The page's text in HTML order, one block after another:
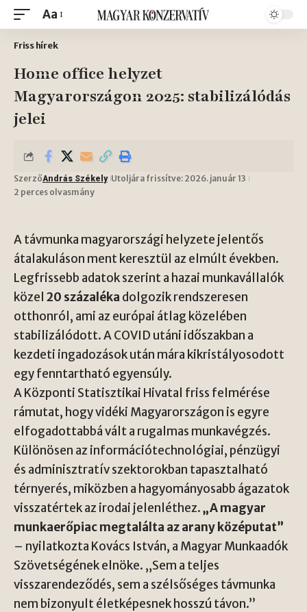
Aa
Friss hírek
Home office helyzet
Magyarországon 2025: stabilizálódás
jelei
SzerzőAndrás Székely Utoljára frissítve: 2026. január 13
2 perces olvasmány
A távmunka magyarországi helyzete jelentős
átalakuláson ment keresztül az elmúlt években.
Legfrissebb adatok szerint a hazai munkavállalók
közel 20 százaléka dolgozik rendszeresen
otthonról, ami az európai átlag közelében
stabilizálódott. A COVID utáni időszakban a
kezdeti ingadozások után mára kikristályosodott
egy fenntartható egyensúly.
A Központi Statisztikai Hivatal friss felmérése
rámutat, hogy vidéki Magyarországon is egyre
elfogadottabbá vált a rugalmas munkavégzés.
Különösen az információtechnológiai, pénzügyi
és adminisztratív szektorokban tapasztalható
térnyerés, miközben a hagyományosabb ágazatok
visszatértek az irodai jelenléthez.„A magyar
munkaerőpiac megtalálta az arany középutat”
– nyilatkozta Kovács István, a Magyar Munkaadók
Szövetségének elnöke. „Sem a teljes
visszarendeződés, sem a szélsőséges távmunka
nem bizonyult életképesnek hosszú távon.”